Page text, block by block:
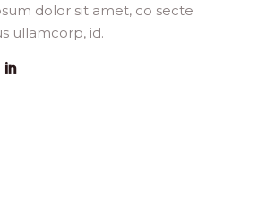
dolor sit amet, co secte
ullamcorp, id.